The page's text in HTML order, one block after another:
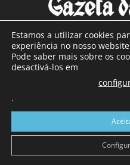
Com sede nas Caldas da
a sul de distrito de Leiria,
toda a região Oeste.
Continental e
Estamos a utilizar cookies
experiência no nosso
Pode saber mais sobre os
desactivá-los em
.